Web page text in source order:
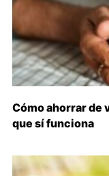
Cómo ahorrar de
que sí funciona